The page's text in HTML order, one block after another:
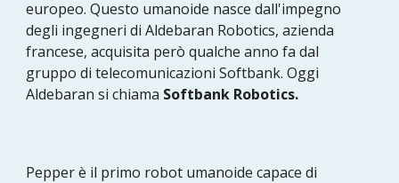
europeo. Questo umanoide nasce dall'impegno
degli ingegneri di Aldebaran Robotics, azienda
francese, acquisita però qualche anno fa dal
gruppo di telecomunicazioni Softbank. Oggi
Aldebaran si chiama Softbank Robotics.
Pepperè il primo robot umanoide capace di